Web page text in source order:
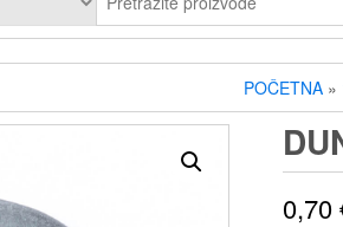
POČETNA »
0,70